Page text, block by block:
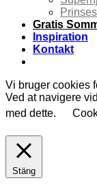
Gratis
Inspiration
Kontakt
Vi bruger cookies
Ved at navigere
med dette.
Stäng